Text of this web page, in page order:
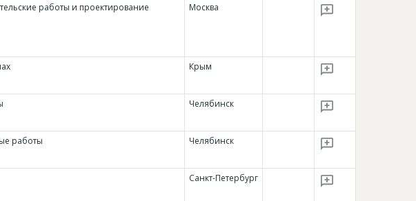
работы и проектирование Москва
Крым
Челябинск
работы Челябинск
Санкт-Петербург